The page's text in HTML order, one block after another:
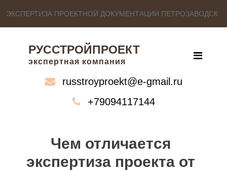
ЭКСПЕРТИЗА ПРОЕКТНОЙ ДОКУМЕНТАЦИИ ПЕТРОЗАВОДСК
РУССТРОЙПРОЕКТ
экспертная компания
russtroyproekt@e-gmail.ru
+79094117144
Чем отличается
экспертиза проекта от